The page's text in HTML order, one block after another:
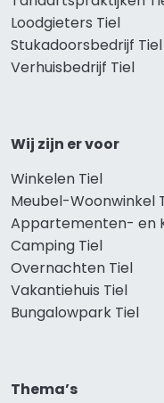
Loodgieters Tiel
Stukadoorsbedrijf Tiel
Verhuisbedrijf Tiel
Wij zijn er voor
Winkelen Tiel
Meubel-Woonwinkel
Appartementen- en
Camping Tiel
Overnachten Tiel
Vakantiehuis Tiel
Bungalowpark Tiel
Thema’s